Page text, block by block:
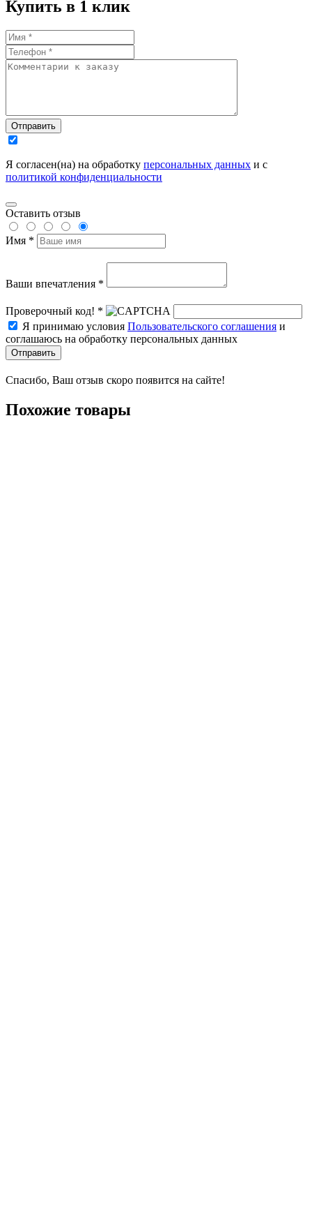
Купить в 1 клик
Отправить
Я согласен(на) на обработку персональных данных и с
политикой конфиденциальности
Оставить отзыв
Имя *
Ваши впечатления *
Проверочный код! *
Я принимаю условия Пользовательского соглашения и
соглашаюсь на обработку персональных данных
Отправить
Спасибо, Ваш отзыв скоро появится на сайте!
Похожие товары